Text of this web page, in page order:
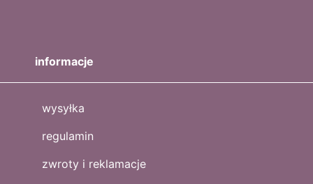
informacje
wysyłka
regulamin
zwroty i reklamacje